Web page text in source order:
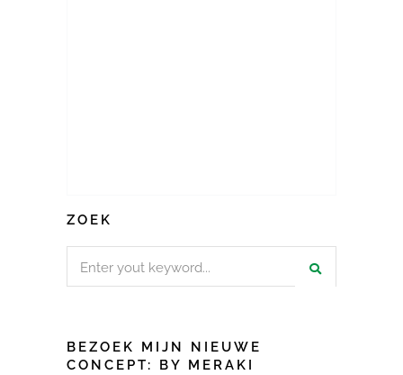
ZOEK
BEZOEK MIJN NIEUWE
CONCEPT: BY MERAKI